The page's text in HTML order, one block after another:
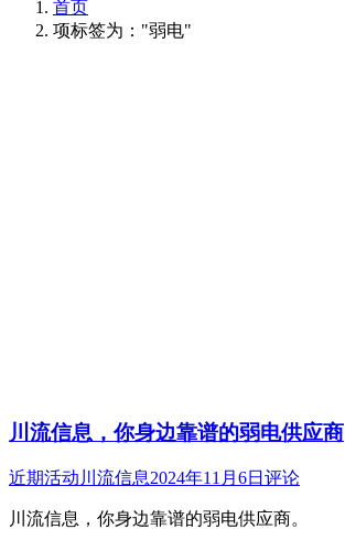
首页
项标签为："弱电"
川流信息，你身边靠谱的弱电供应商
近期活动 川流信息2024年11月6日 评论
川流信息，你身边靠谱的弱电供应商。